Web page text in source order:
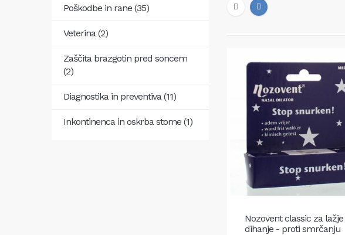
Poškodbe in rane (35)
Veterina (2)
Zaščita brazgotin pred soncem
(2)
Diagnostika in preventiva (11)
Inkontinenca in oskrba stome (1)
Nozovent classic za lažje
dihanje - proti smrčanju